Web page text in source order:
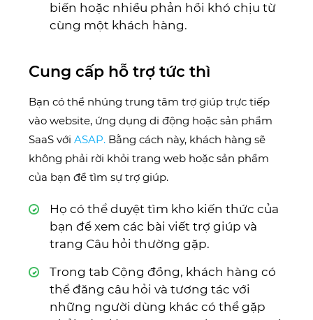
biến hoặc nhiều phản hồi khó chịu từ
cùng một khách hàng.
Cung cấp hỗ trợ tức thì
Bạn có thể nhúng trung tâm trợ giúp trực tiếp
vào website, ứng dụng di động hoặc sản phẩm
SaaS với ASAP.Bằng cách này, khách hàng sẽ
không phải rời khỏi trang web hoặc sản phẩm
của bạn để tìm sự trợ giúp.
Họ có thể duyệt tìm kho kiến thức của
bạn để xem các bài viết trợ giúp và
trang Câu hỏi thường gặp.
Trong tab Cộng đồng, khách hàng có
thể đăng câu hỏi và tương tác với
những người dùng khác có thể gặp